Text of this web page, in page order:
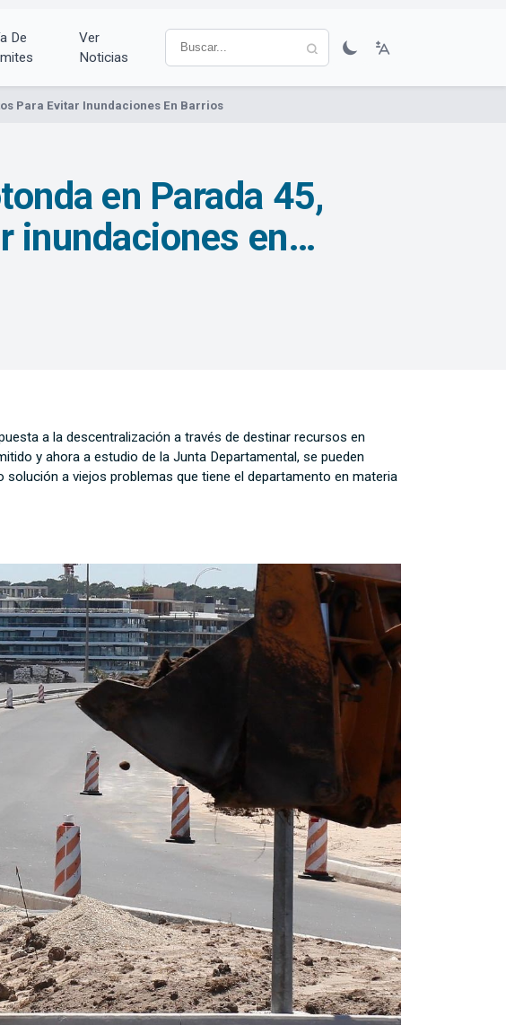
De
Ver
Noticias
Para Evitar Inundaciones En Barrios
en Parada 45,
inundaciones en
a la descentralización a través de destinar recursos en
y ahora a estudio de la Junta Departamental, se pueden
a viejos problemas que tiene el departamento en materia